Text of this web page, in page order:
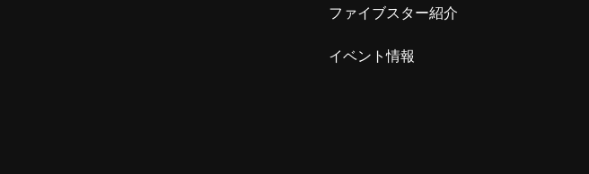
ファイブスター紹介
イベント情報